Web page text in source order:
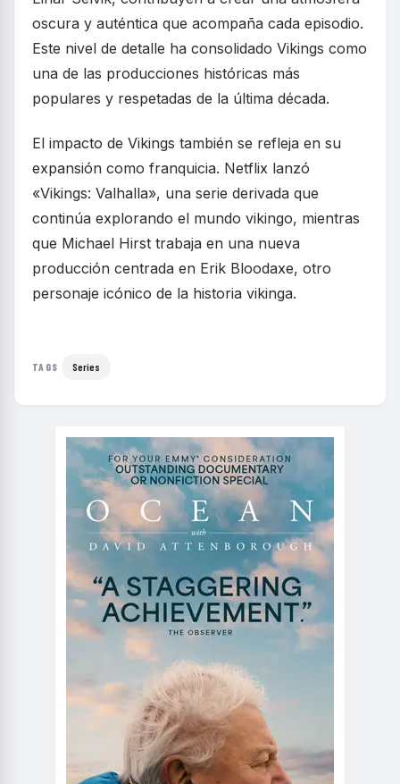
oscura y auténtica que acompaña cada episodio.
Este nivel de detalle ha consolidado Vikings como
una de las producciones históricas más
populares y respetadas de la última década.
El impacto de Vikings también se refleja en su
expansión como franquicia. Netflix lanzó
«Vikings: Valhalla», una serie derivada que
continúa explorando el mundo vikingo, mientras
que Michael Hirst trabaja en una nueva
producción centrada en Erik Bloodaxe, otro
personaje icónico de la historia vikinga.
TAGS Series